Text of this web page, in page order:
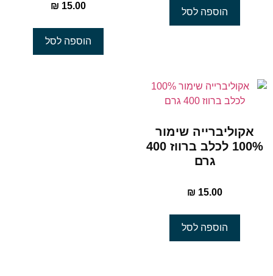
הוספה לסל
₪ 15.00
הוספה לסל
אקוליברייה שימור
100% לכלב ברווז 400
גרם
₪ 15.00
הוספה לסל